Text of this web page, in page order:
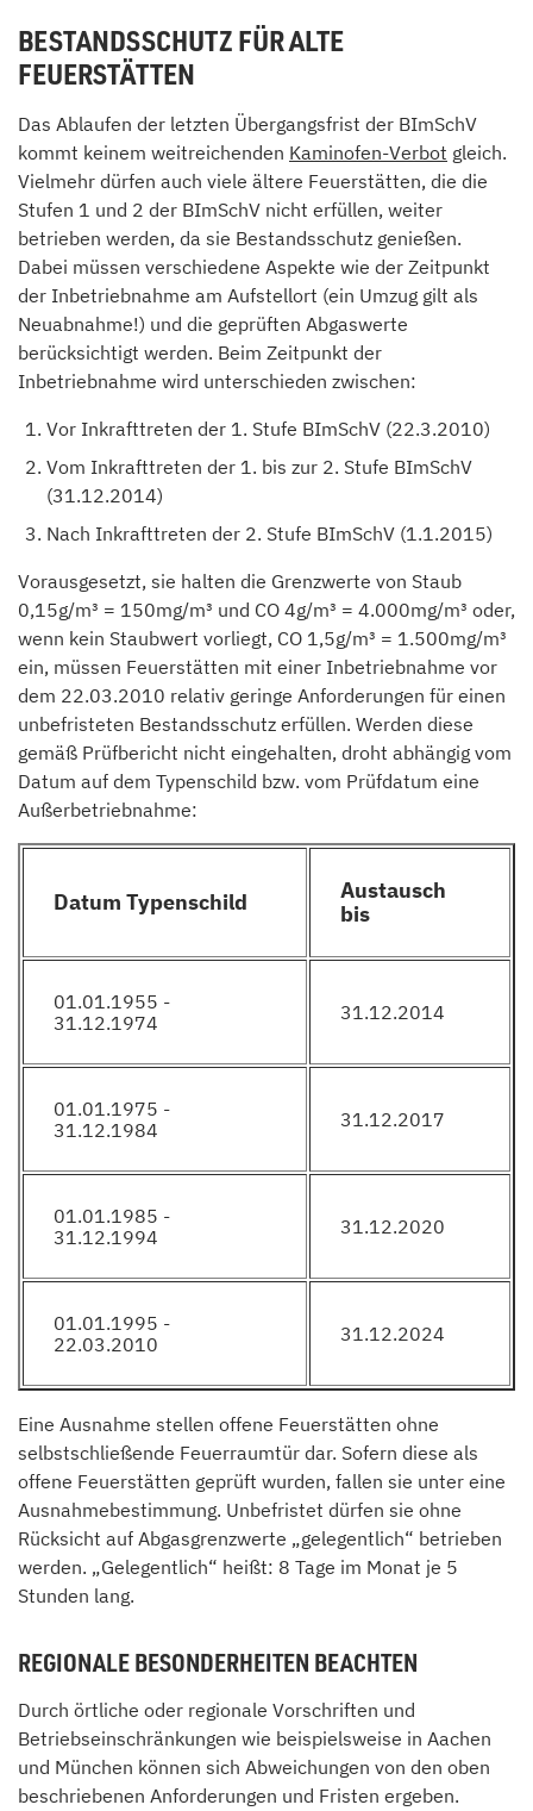
BESTANDSSCHUTZ FÜR ALTE
FEUERSTÄTTEN
Das Ablaufen der letzten Übergangsfrist der BImSchV
kommt keinem weitreichenden Kaminofen-Verbot gleich.
Vielmehr dürfen auch viele ältere Feuerstätten, die die
Stufen 1 und 2 der BImSchV nicht erfüllen, weiter
betrieben werden, da sie Bestandsschutz genießen.
Dabei müssen verschiedene Aspekte wie der Zeitpunkt
der Inbetriebnahme am Aufstellort (ein Umzug gilt als
Neuabnahme!) und die geprüften Abgaswerte
berücksichtigt werden. Beim Zeitpunkt der
Inbetriebnahme wird unterschieden zwischen:
Vor Inkrafttreten der 1. Stufe BImSchV (22.3.2010)
Vom Inkrafttreten der 1. bis zur 2. Stufe BImSchV
(31.12.2014)
Nach Inkrafttreten der 2. Stufe BImSchV (1.1.2015)
Vorausgesetzt, sie halten die Grenzwerte von Staub
0,15g/m³ = 150mg/m³ und CO 4g/m³ = 4.000mg/m³ oder,
wenn kein Staubwert vorliegt, CO 1,5g/m³ = 1.500mg/m³
ein, müssen Feuerstätten mit einer Inbetriebnahme vor
dem 22.03.2010 relativ geringe Anforderungen für einen
unbefristeten Bestandsschutz erfüllen. Werden diese
gemäß Prüfbericht nicht eingehalten, droht abhängig vom
Datum auf dem Typenschild bzw. vom Prüfdatum eine
Außerbetriebnahme:
Datum Typenschild
Austausch
bis
01.01.1955 -
31.12.1974
31.12.2014
01.01.1975 -
31.12.1984
31.12.2017
01.01.1985 -
31.12.1994
31.12.2020
01.01.1995 -
22.03.2010
31.12.2024
Eine Ausnahme stellen offene Feuerstätten ohne
selbstschließende Feuerraumtür dar. Sofern diese als
offene Feuerstätten geprüft wurden, fallen sie unter eine
Ausnahmebestimmung. Unbefristet dürfen sie ohne
Rücksicht auf Abgasgrenzwerte „gelegentlich“ betrieben
werden. „Gelegentlich“ heißt: 8 Tage im Monat je 5
Stunden lang.
REGIONALE BESONDERHEITEN BEACHTEN
Durch örtliche oder regionale Vorschriften und
Betriebseinschränkungen wie beispielsweise in Aachen
und München können sich Abweichungen von den oben
beschriebenen Anforderungen und Fristen ergeben.